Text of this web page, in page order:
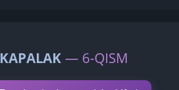
KAPALAK — 6-QISM